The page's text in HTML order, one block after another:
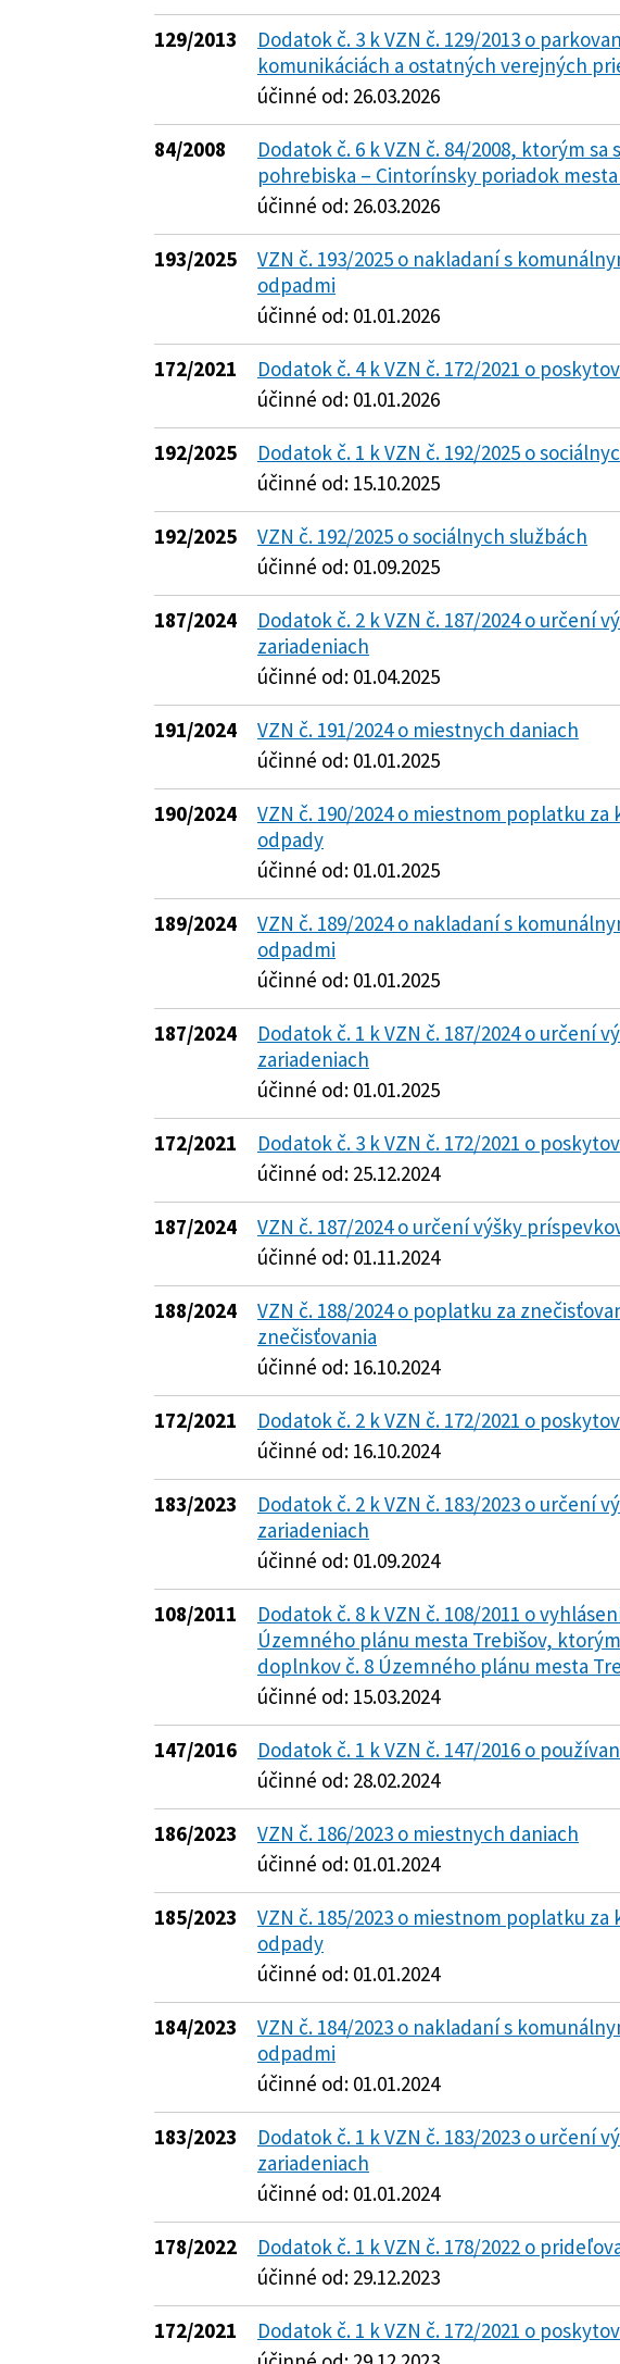
129/2013
Dodatok č. 3 k VZN č. 129/2013 o
komunikáciách a ostatných verejných
účinné od: 26.03.2026
84/2008
Dodatok č. 6 k VZN č. 84/2008, ktorým
pohrebiska – Cintorínsky poriadok
účinné od: 26.03.2026
193/2025
VZN č. 193/2025 o nakladaní s
odpadmi
účinné od: 01.01.2026
172/2021
Dodatok č. 4 k VZN č. 172/2021 o
účinné od: 01.01.2026
192/2025
Dodatok č. 1 k VZN č. 192/2025 o
účinné od: 15.10.2025
192/2025
VZN č. 192/2025 o sociálnych službách
účinné od: 01.09.2025
187/2024
Dodatok č. 2 k VZN č. 187/2024 o určení
zariadeniach
účinné od: 01.04.2025
191/2024
VZN č. 191/2024 o miestnych daniach
účinné od: 01.01.2025
190/2024
VZN č. 190/2024 o miestnom poplatku
odpady
účinné od: 01.01.2025
189/2024
VZN č. 189/2024 o nakladaní s
odpadmi
účinné od: 01.01.2025
187/2024
Dodatok č. 1 k VZN č. 187/2024 o určení
zariadeniach
účinné od: 01.01.2025
172/2021
Dodatok č. 3 k VZN č. 172/2021 o
účinné od: 25.12.2024
187/2024
VZN č. 187/2024 o určení výšky
účinné od: 01.11.2024
188/2024
VZN č. 188/2024 o poplatku za
znečisťovania
účinné od: 16.10.2024
172/2021
Dodatok č. 2 k VZN č. 172/2021 o
účinné od: 16.10.2024
183/2023
Dodatok č. 2 k VZN č. 183/2023 o určení
zariadeniach
účinné od: 01.09.2024
108/2011
Dodatok č. 8 k VZN č. 108/2011 o
Územného plánu mesta Trebišov,
doplnkov č. 8 Územného plánu mesta
účinné od: 15.03.2024
147/2016
Dodatok č. 1 k VZN č. 147/2016 o
účinné od: 28.02.2024
186/2023
VZN č. 186/2023 o miestnych daniach
účinné od: 01.01.2024
185/2023
VZN č. 185/2023 o miestnom poplatku
odpady
účinné od: 01.01.2024
184/2023
VZN č. 184/2023 o nakladaní s
odpadmi
účinné od: 01.01.2024
183/2023
Dodatok č. 1 k VZN č. 183/2023 o určení
zariadeniach
účinné od: 01.01.2024
178/2022
Dodatok č. 1 k VZN č. 178/2022 o
účinné od: 29.12.2023
172/2021
Dodatok č. 1 k VZN č. 172/2021 o